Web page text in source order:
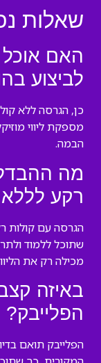
שאלות
האם
לביצוע
כן, הגרסה ללא
מספקת ליווי
הבמה.
מה
רקע
הגרסה עם קולות
שתוכל ללמוד
מכילה רק את
באיזה קצב
הפלייבק?
הפלייבק תואם